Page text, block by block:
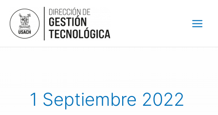
contenido
1 Septiembre 2022